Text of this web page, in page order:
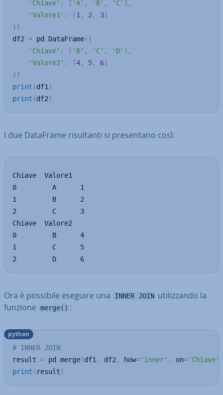
'Chiave' : [ 'A' , 'B' , 'C' ] ,
'Valore1' : [1 , 2 , 3]
} )
df2 = pd . DataFrame({
'Chiave' : [ 'B' , 'C' , 'D' ] ,
'Valore2' : [4, 5, 6]
} )
print (df1 )
print (df2 )
I due DataFrame ri­sul­tan­ti si pre­sen­ta­no così:
Chiave  Valore1
0         A      1
1         B      2
2         C      3
Chiave  Valore2
0         B      4
1         C      5
2         D      6
Ora è possibile eseguire una INNER JOIN uti­liz­zan­do la
funzione merge() :
# INNER JOIN
result = pd .merge(df1 , df2 , how='inner' , on='Chiave'
print ( result )
python